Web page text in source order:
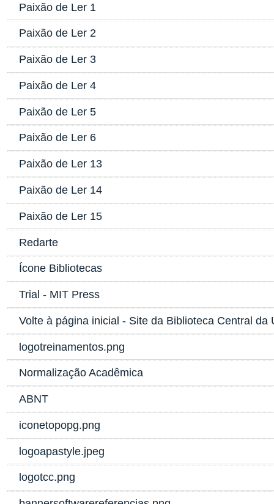
Paixão de Ler 1
Paixão de Ler 2
Paixão de Ler 3
Paixão de Ler 4
Paixão de Ler 5
Paixão de Ler 6
Paixão de Ler 13
Paixão de Ler 14
Paixão de Ler 15
Redarte
Ícone Bibliotecas
Trial - MIT Press
Volte à página inicial - Site da Biblioteca Central da
logotreinamentos.png
Normalização Acadêmica
ABNT
iconetopopg.png
logoapastyle.jpeg
logotcc.png